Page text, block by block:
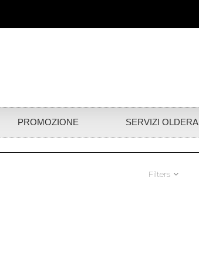
PROMOZIONE SERVIZI OLDERA
Filters